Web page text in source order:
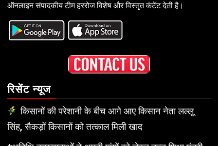
ऑनलाइन संपादकीय टीम हररोज विशेष और विस्तृत कंटेंट देती है।
रिसेंट न्यूज
किसानों की परेशानी के बीच आगे आए किसान नेता लल्लू
सिंह, सैकड़ों किसानों को तत्काल मिली खाद